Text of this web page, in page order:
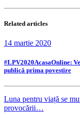
Related articles
14 martie 2020
#LPV2020AcasaOnline:
publică prima povestire
Luna pentru viață se
provocării…